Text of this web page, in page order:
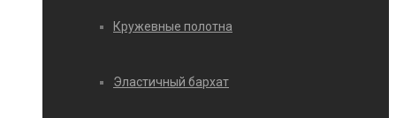
Кружевные полотна
Эластичный бархат